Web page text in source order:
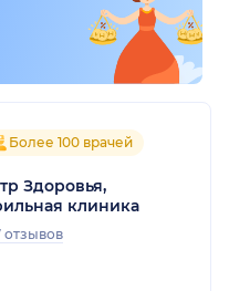
Более 100 врачей
Здоровья,
клиника
отзывов